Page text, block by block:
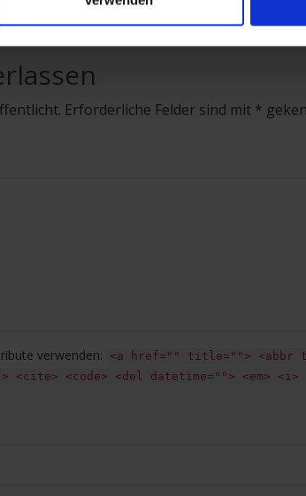
Erforderliche Felder sind mit *
verwenden:
<a href="" title=""> <abbr
<code> <del datetime=""> <em>